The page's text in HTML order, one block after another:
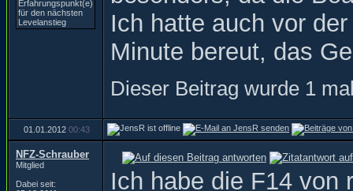
Ich hatte auch vor
Minute bereut, das
Dieser Beitrag wurde 1
01.01.2012 00:43
NFZ-Schrauber
Mitglied
Dabei seit:
Ich habe die F14 von